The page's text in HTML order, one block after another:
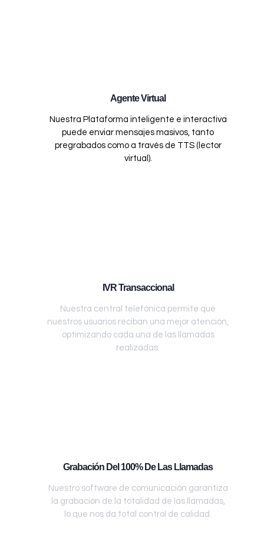
Agente Virtual
Nuestra Plataforma inteligente e interactiva
puede enviar mensajes masivos, tanto
pregrabados como a través de TTS (lector
virtual).
IVR Transaccional
Nuestra central telefónica permite que
nuestros usuarios reciban una mejor atención,
optimizando cada una de las llamadas
realizadas.
Grabación Del 100% De Las Llamadas
Nuestro software de comunicación garantiza
la grabación de la totalidad de las llamadas,
lo que nos da total control de calidad.